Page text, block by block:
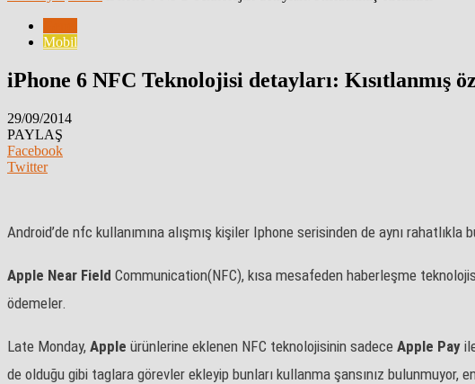
Mobil
iPhone 6 NFC Teknolojisi detayları: Kısıtlanmış
29/09/2014
PAYLAŞ
Facebook
Twitter
Android’de nfc kullanımına alışmış kişiler Iphone serisinden de aynı
Apple Near Field Communication(NFC), kısa mesafeden haberleşme
ödemeler.
Late Monday, Apple ürünlerine eklenen NFC teknolojisinin sadece Apple Pay
de olduğu gibi taglara görevler ekleyip bunları kullanma şansınız bulunmuyor,